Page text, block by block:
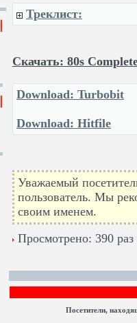
Треклист:
Скачать: 80s
Download: Turbobit
Download: Hitfile
Уважаемый
пользователь. Мы
своим именем.
Просмотрено: 390 раз
Посетители,